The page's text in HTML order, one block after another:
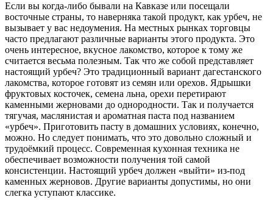
Если вы когда-либо бывали на Кавказе или посещали
восточные страны, то наверняка такой продукт, как урбеч, не
вызывает у вас недоумения. На местных рынках торговцы
часто предлагают различные варианты этого продукта. Это
очень интересное, вкусное лакомство, которое к тому же
считается весьма полезным. Так что же собой представляет
настоящий урбеч? Это традиционный вариант дагестанского
лакомства, которое готовят из семян или орехов. Ядрышки
фруктовых косточек, семена льна, орехи перетирают
каменными жерновами до однородности. Так и получается
тягучая, маслянистая и ароматная паста под названием
«урбеч». Приготовить пасту в домашних условиях, конечно,
можно. Но следует понимать, что это довольно сложный и
трудоёмкий процесс. Современная кухонная техника не
обеспечивает возможности получения той самой
консистенции. Настоящий урбеч должен «выйти» из-под
каменных жерновов. Другие варианты допустимы, но они
слегка уступают классике.